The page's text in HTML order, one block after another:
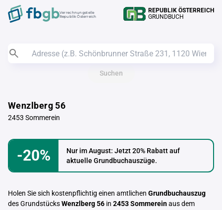
Verrechnungstelle
Republik Österreich
REPUBLIK ÖSTERREICH
GRUNDBUCH
Suchen
Wenzlberg 56
2453 Sommerein
-20%
Nur im August: Jetzt 20% Rabatt auf
aktuelle Grundbuchauszüge.
Holen Sie sich kostenpflichtig einen amtlichen Grundbuchauszug
des GrundstücksWenzlberg 56 in 2453 Sommereinaus dem